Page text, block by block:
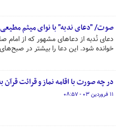
صوت/ "دعای ندبه" با نوای میثم مطیعی
دعای نُدبه از دعاهای مشهور که از
خوانده شود. این دعا را بیشتر در
در چه صورت با اقامه نماز و قرائت
۱۱ فروردین ۰۳ - ۰۸:۵۷